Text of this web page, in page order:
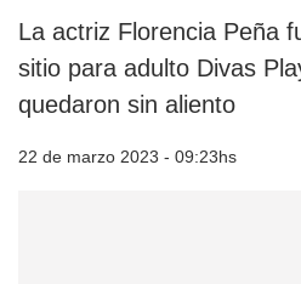
La actriz Florencia Peña
sitio para adulto Divas
quedaron sin aliento
22 de marzo 2023 - 09:23hs